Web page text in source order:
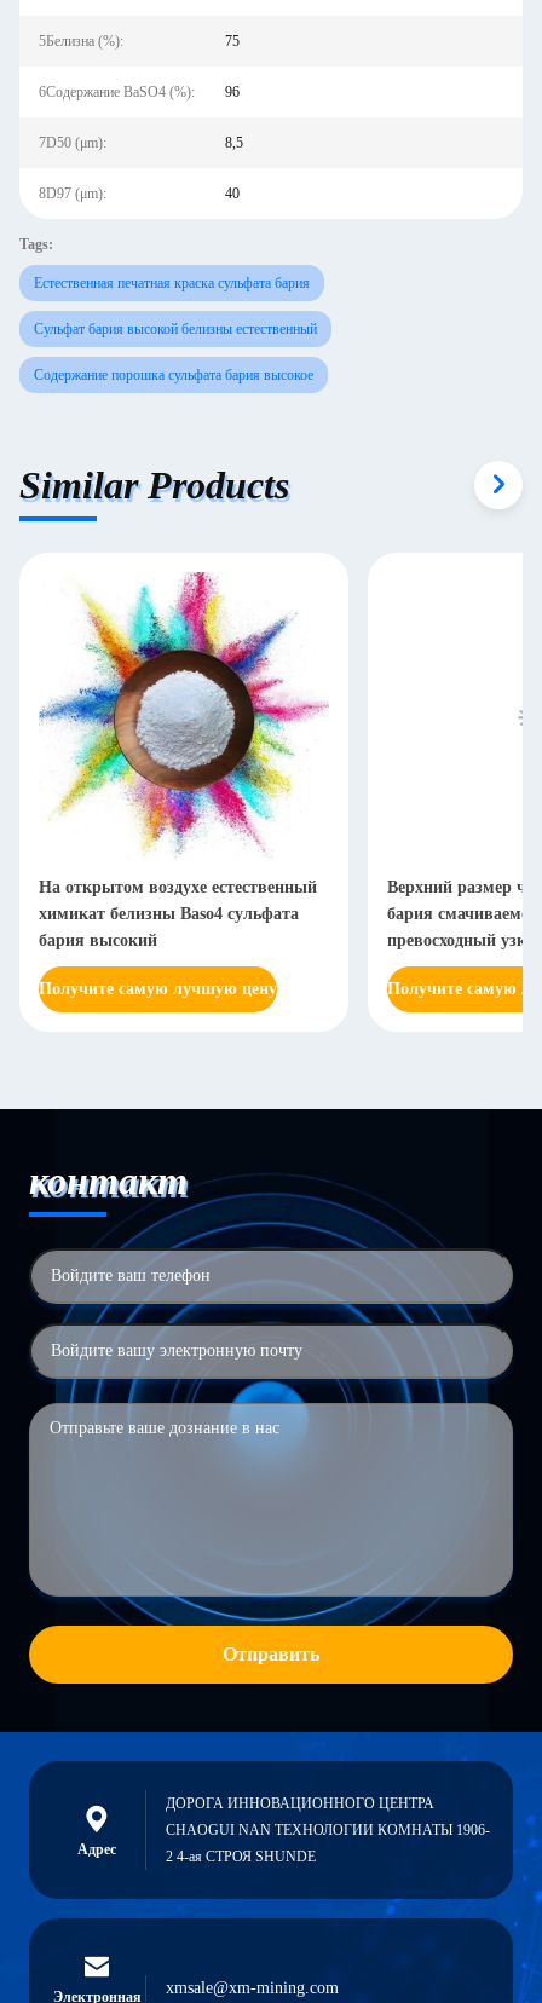
5Белизна (%): 75
6Содержание BaSO4 (%): 96
7D50 (μm): 8,5
8D97 (μm): 40
Tags:
Естественная печатная краска сульфата бария
Сульфат бария высокой белизны естественный
Содержание порошка сульфата бария высокое
Similar Products
На открытом воздухе естественный
химикат белизны Baso4 сульфата
бария высокий
Получите самую лучшую цену
Верхний размер
бария
превосходный
Получите самую
контакт
Отправить
Адрес
ДОРОГА ИННОВАЦИОННОГО ЦЕНТРА
CHAOGUI NAN ТЕХНОЛОГИИ КОМНАТЫ 1906-
2 4-ая СТРОЯ SHUNDE
Электронная xmsale@xm-mining.com